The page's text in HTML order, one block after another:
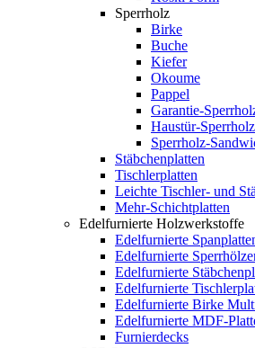
Sperrholz
Birke
Buche
Kiefer
Okoume
Pappel
Garantie-
Haustür-Sperrholz
Sperrholz-
Stäbchenplatten
Tischlerplatten
Leichte Tischler- und
Mehr-Schichtplatten
Edelfurnierte Holzwerkstoffe
Edelfurnierte
Edelfurnierte
Edelfurnierte
Edelfurnierte
Edelfurnierte Birke
Edelfurnierte MDF-
Furnierdecks